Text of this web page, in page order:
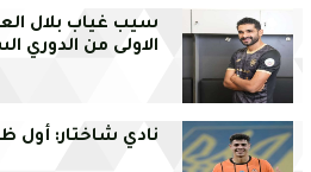
سيب غياب بلال
الاولى من الدوري
نادي شاختار: أول